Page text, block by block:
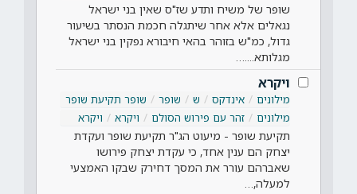
שופר של משיח ותדע שז"ס שאין בני ישראל
נגאלים אלא אחר שיתגלה חכמת הנסתר בשיעור
גדול, כמ"ש בזוהר בהאי חיבורא נפקין בני ישראל
מגלותא....…
ויקרא
מילונים אינדקס ש שופר
שופר תקיעת שופר
מילונים
זהר עם פירוש הסולם ויקרא ויקרא
תקיעת שופר - מיעוט הג"ר תקיעת שופר ועקדת
יצחק הם ענין אחד, כי עקדת יצחק פירושו
שאברהם עורר את המסך דחירק שבקו האמצעי
למעלה,…